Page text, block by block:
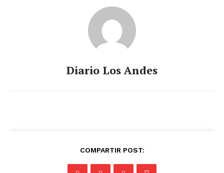
Diario Los Andes
COMPARTIR POST: